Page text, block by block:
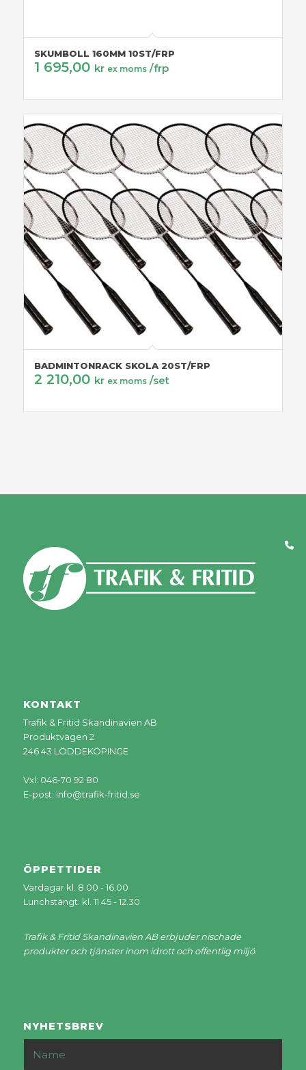
SKUMBOLL 160MM 10ST/FRP
1 695,00 kr ex moms /frp
BADMINTONRACK SKOLA 20ST/FRP
2 210,00 kr ex moms /set
KONTAKT
Trafik & Fritid Skandinavien AB
Produktvägen 2
246 43 LÖDDEKÖPINGE
Vxl: 046-70 92 80
E-post: info@trafik-fritid.se
ÖPPETTIDER
Vardagar kl. 8.00 - 16.00
Lunchstängt: kl. 11.45 - 12.30
Trafik & Fritid Skandinavien AB erbjuder nischade
produkter och tjänster inom idrott och offentlig miljö.
NYHETSBREV